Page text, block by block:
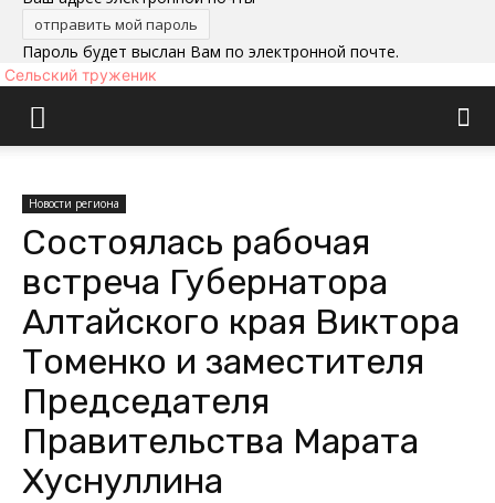
Пароль будет выслан Вам по электронной почте.
Сельский труженик
Новости региона
Состоялась рабочая
встреча Губернатора
Алтайского края Виктора
Томенко и заместителя
Председателя
Правительства Марата
Хуснуллина